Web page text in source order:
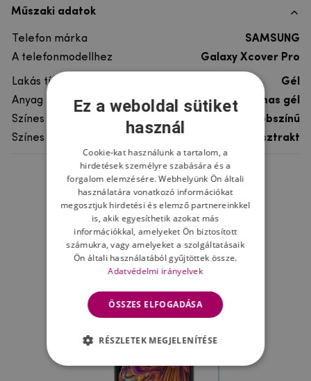
Műszaki adatok
Telefon márka
SAMSUNG
A telefonmodellhez
Galaxy Xcover Pro
Lakás típusa
Gél
Anyag
rugalmas gél
Színes
többszínű
Színes motívum
Absztrakt
Ne felejtsd el
Ez a weboldal sütiket
használ
Cookie-kat használunk a tartalom, a
hirdetések személyre szabására és a
forgalom elemzésére. Webhelyünk Ön általi
használatára vonatkozó információkat
megosztjuk hirdetési és elemző partnereinkkel
is, akik egyesíthetik azokat más
információkkal, amelyeket Ön biztosított
számukra, vagy amelyeket a szolgáltatásaik
Ön általi használatából gyűjtöttek össze.
Adatvédelmi irányelvek
ÖSSZES ELFOGADÁSA
RÉSZLETEK MEGJELENÍTÉSE